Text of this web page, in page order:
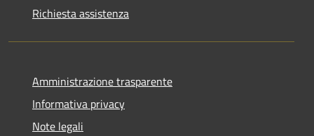
Richiesta assistenza
Amministrazione trasparente
Informativa privacy
Note legali